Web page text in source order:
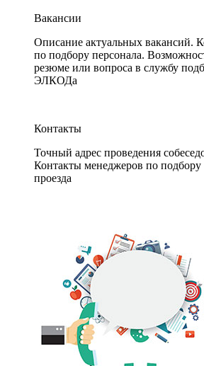
Вакансии
Описание актуальных вакансий.
по подбору персонала.
резюме или вопроса в службу
ЭЛКОДа
Контакты
Точный адрес проведения
Контакты менеджеров по подбору
проезда